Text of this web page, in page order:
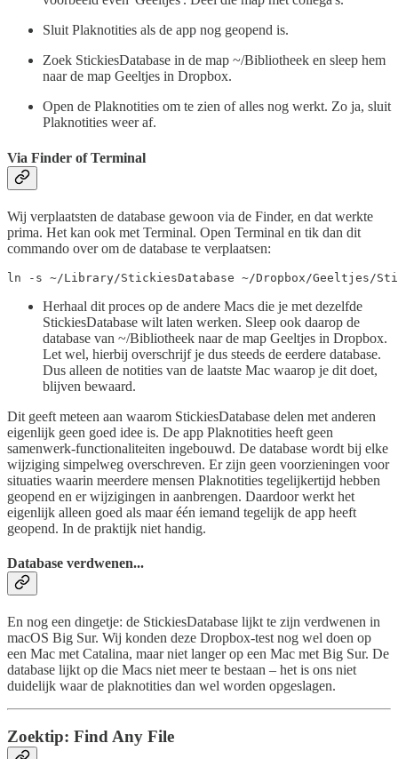
Sluit Plaknotities als de app nog geopend is.
Zoek StickiesDatabase in de map ~/Bibliotheek en sleep hem
naar de map Geeltjes in Dropbox.
Open de Plaknotities om te zien of alles nog werkt. Zo ja, sluit
Plaknotities weer af.
Via Finder of Terminal
Wij verplaatsten de database gewoon via de Finder, en dat werkte
prima. Het kan ook met Terminal. Open Terminal en tik dan dit
commando over om de database te verplaatsen:
ln -s ~/Library/StickiesDatabase ~/Dropbox/Geeltjes/
Herhaal dit proces op de andere Macs die je met dezelfde
StickiesDatabase wilt laten werken. Sleep ook daarop de
database van ~/Bibliotheek naar de map Geeltjes in Dropbox.
Let wel, hierbij overschrijf je dus steeds de eerdere database.
Dus alleen de notities van de laatste Mac waarop je dit doet,
blijven bewaard.
Dit geeft meteen aan waarom StickiesDatabase delen met anderen
eigenlijk geen goed idee is. De app Plaknotities heeft geen
samenwerk-functionaliteiten ingebouwd. De database wordt bij elke
wijziging simpelweg overschreven. Er zijn geen voorzieningen voor
situaties waarin meerdere mensen Plaknotities tegelijkertijd hebben
geopend en er wijzigingen in aanbrengen. Daardoor werkt het
eigenlijk alleen goed als maar één iemand tegelijk de app heeft
geopend. In de praktijk niet handig.
Database verdwenen...
En nog een dingetje: de StickiesDatabase lijkt te zijn verdwenen in
macOS Big Sur. Wij konden deze Dropbox-test nog wel doen op
een Mac met Catalina, maar niet langer op een Mac met Big Sur. De
database lijkt op die Macs niet meer te bestaan – het is ons niet
duidelijk waar de plaknotities dan wel worden opgeslagen.
Zoektip: Find Any File